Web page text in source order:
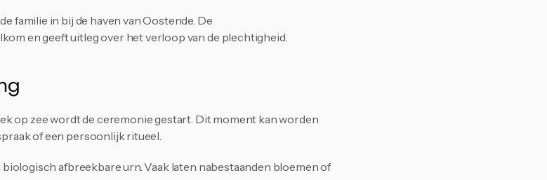
familie in bij de haven van Oostende. De
en geeft uitleg over het verloop van de plechtigheid.
op zee wordt de ceremonie gestart. Dit moment kan worden
of een persoonlijk ritueel.
biologisch afbreekbare urn. Vaak laten nabestaanden bloemen of